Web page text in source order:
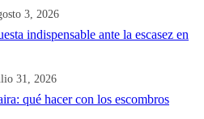
3, 2026
indispensable ante la escasez en
31, 2026
qué hacer con los escombros